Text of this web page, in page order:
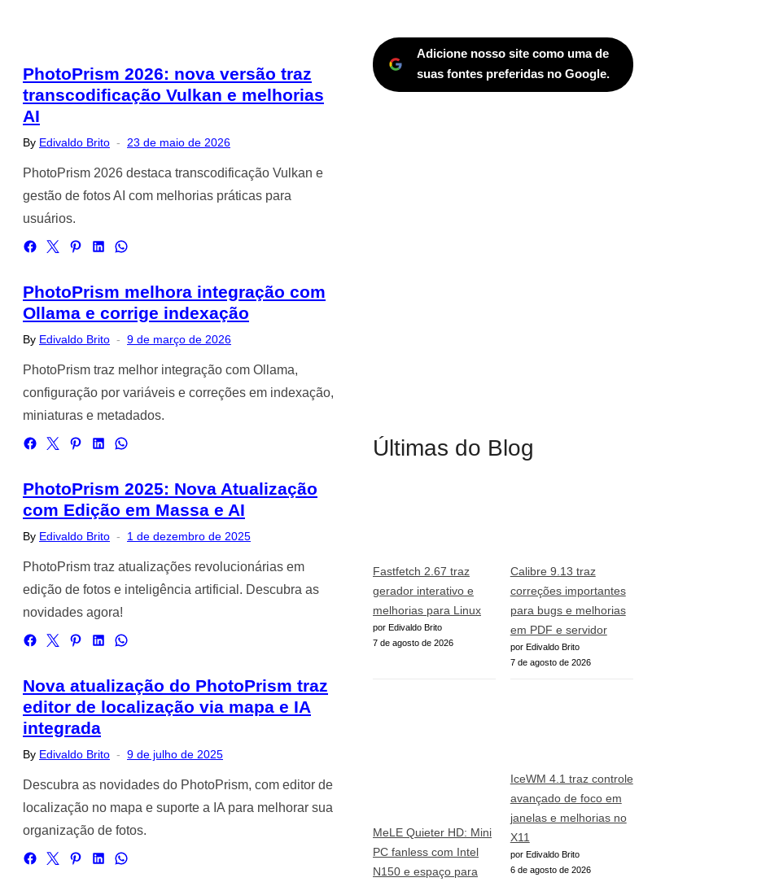
PhotoPrism 2026: nova versão traz
transcodificação Vulkan e melhorias
AI
By Edivaldo Brito
Posted
23 de maio de 2026
PhotoPrism 2026 destaca transcodificação Vulkan e
gestão de fotos AI com melhorias práticas para
usuários.
PhotoPrism melhora integração com
Ollama e corrige indexação
By Edivaldo Brito
Posted
9 de março de 2026
PhotoPrism traz melhor integração com Ollama,
configuração por variáveis e correções em indexação,
miniaturas e metadados.
PhotoPrism 2025: Nova Atualização
com Edição em Massa e AI
By Edivaldo Brito
Posted
1 de dezembro de 2025
PhotoPrism traz atualizações revolucionárias em
edição de fotos e inteligência artificial. Descubra as
novidades agora!
Nova atualização do PhotoPrism traz
editor de localização via mapa e IA
integrada
By Edivaldo Brito
Posted
9 de julho de 2025
Descubra as novidades do PhotoPrism, com editor de
localização no mapa e suporte a IA para melhorar sua
organização de fotos.
Adicione nosso site como uma de
suas fontes preferidas no Google.
Últimas do Blog
Fastfetch 2.67 traz
gerador interativo e
melhorias para Linux
por Edivaldo Brito
7 de agosto de 2026
Calibre 9.13 traz
correções importantes
para bugs e melhorias
em PDF e servidor
por Edivaldo Brito
7 de agosto de 2026
MeLE Quieter HD: Mini
PC fanless com Intel
N150 e espaço para
IceWM 4.1 traz controle
avançado de foco em
janelas e melhorias no
X11
por Edivaldo Brito
6 de agosto de 2026